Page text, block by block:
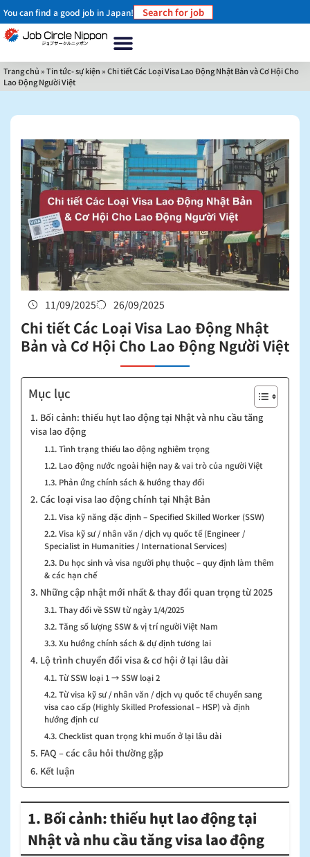
You can find a good job in Japan! Search for job
Trang chủ »Tin tức- sự kiện »Chi tiết Các Loại Visa Lao Động Nhật Bản và Cơ Hội Cho
Lao Động Người Việt
11/09/2025 26/09/2025
Chi tiết Các Loại Visa Lao Động Nhật
Bản và Cơ Hội Cho Lao Động Người Việt
Mục lục
1. Bối cảnh: thiếu hụt lao động tại Nhật và nhu cầu tăng
visa lao động
1.1. Tình trạng thiếu lao động nghiêm trọng
1.2. Lao động nước ngoài hiện nay & vai trò của người Việt
1.3. Phản ứng chính sách & hướng thay đổi
2. Các loại visa lao động chính tại Nhật Bản
2.1. Visa kỹ năng đặc định – Specified Skilled Worker (SSW)
2.2. Visa kỹ sư / nhân văn / dịch vụ quốc tế (Engineer /
Specialist in Humanities / International Services)
2.3. Du học sinh và visa người phụ thuộc – quy định làm thêm
& các hạn chế
3. Những cập nhật mới nhất & thay đổi quan trọng từ 2025
3.1. Thay đổi về SSW từ ngày 1/4/2025
3.2. Tăng số lượng SSW & vị trí người Việt Nam
3.3. Xu hướng chính sách & dự định tương lai
4. Lộ trình chuyển đổi visa & cơ hội ở lại lâu dài
4.1. Từ SSW loại 1 → SSW loại 2
4.2. Từ visa kỹ sư / nhân văn / dịch vụ quốc tế chuyển sang
visa cao cấp (Highly Skilled Professional – HSP) và định
hướng định cư
4.3. Checklist quan trọng khi muốn ở lại lâu dài
5. FAQ – các câu hỏi thường gặp
6. Kết luận
1. Bối cảnh: thiếu hụt lao động tại
Nhật và nhu cầu tăng visa lao động